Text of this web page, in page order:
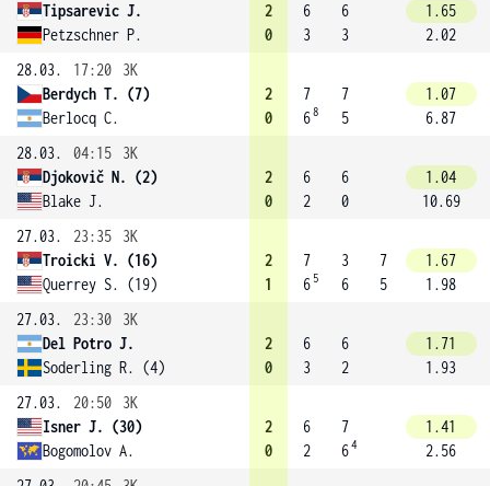
Tipsarevic J.
Petzschner P.
2
0
6
3
6
3
1.65
2.02
28.03.
17:20
3K
Berdych T. (7)
Berlocq C.
2
0
7
68
7
5
1.07
6.87
28.03.
04:15
3K
Djokovič N. (2)
Blake J.
2
0
6
2
6
0
1.04
10.69
27.03.
23:35
3K
Troicki V. (16)
Querrey S. (19)
2
1
7
6 5
3
6
7
5
1.67
1.98
27.03.
23:30
3K
Del Potro J.
Soderling R. (4)
2
0
6
3
6
2
1.71
1.93
27.03.
20:50
3K
Isner J. (30)
Bogomolov A.
2
0
6
2
7
64
1.41
2.56